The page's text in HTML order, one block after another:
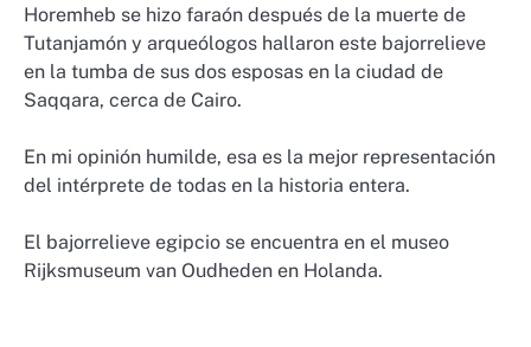
Horemheb se hizo faraón después de la muerte de
Tutanjamón y arqueólogos hallaron este bajorrelieve
en la tumba de sus dos esposas en la ciudad de
Saqqara, cerca de Cairo.
En mi opinión humilde, esa es la mejor representación
del intérprete de todas en la historia entera.
El bajorrelieve egipcio se encuentra en el museo
Rijksmuseum van Oudheden en Holanda.